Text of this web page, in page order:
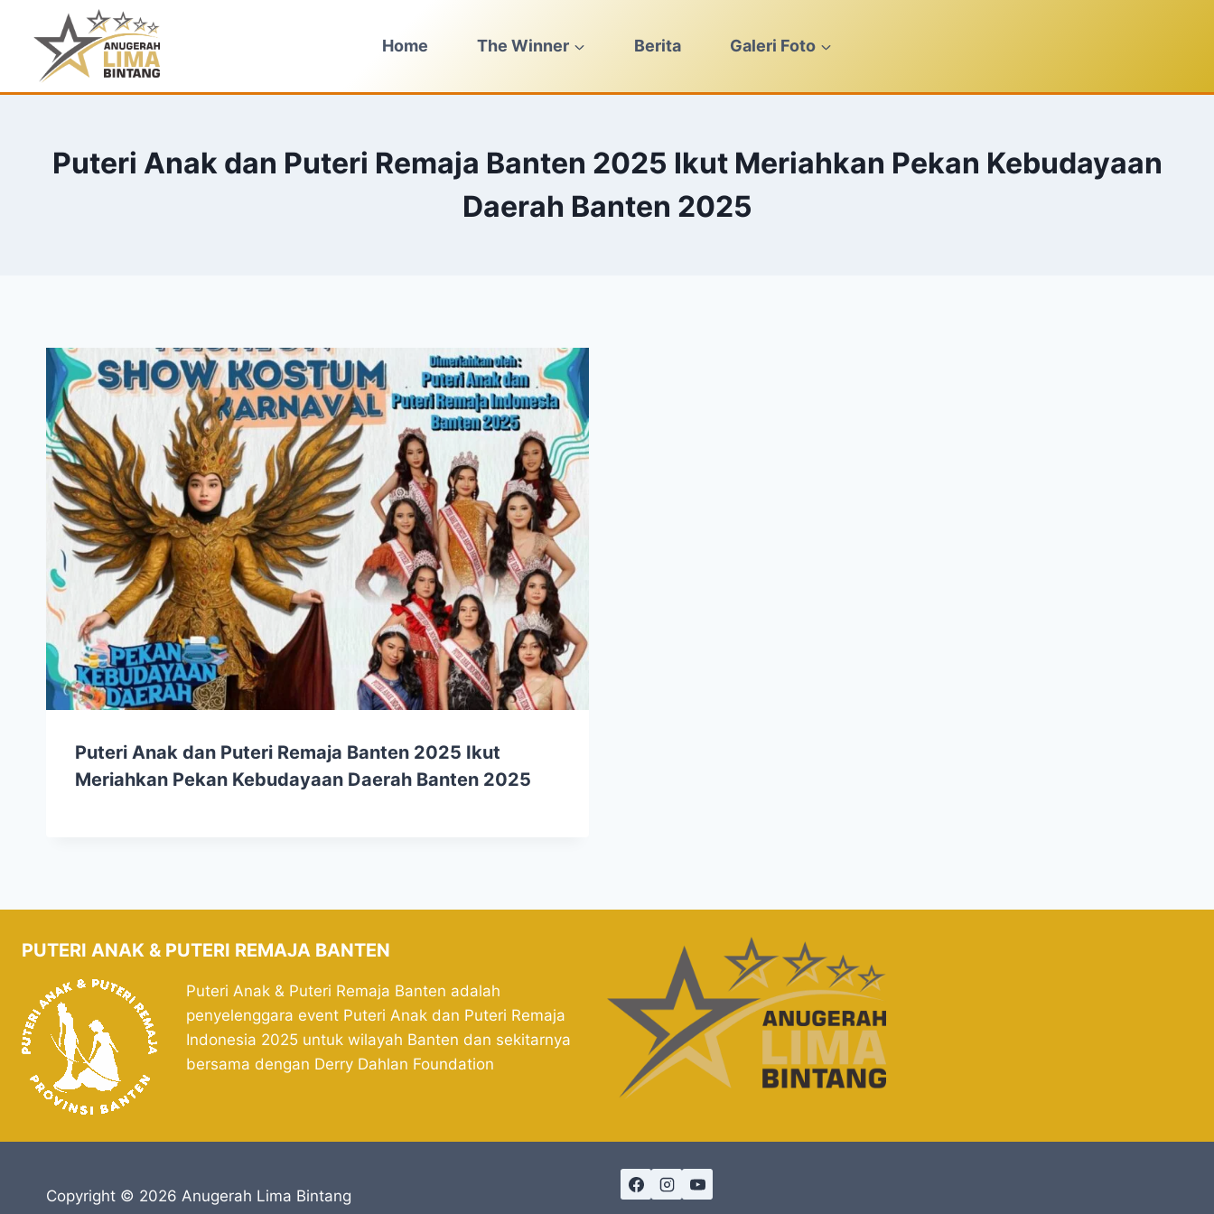
content
Home The Winner Berita Galeri Foto
Puteri Anak dan Puteri Remaja Banten 2025 Ikut Meriahkan Pekan Kebudayaan
Daerah Banten 2025
Puteri Anak dan Puteri Remaja Banten 2025 Ikut
Meriahkan Pekan Kebudayaan Daerah Banten 2025
PUTERI ANAK & PUTERI REMAJA BANTEN
Puteri Anak & Puteri Remaja Banten adalah
penyelenggara event Puteri Anak dan Puteri Remaja
Indonesia 2025 untuk wilayah Banten dan sekitarnya
bersama dengan Derry Dahlan Foundation
Copyright © 2026 Anugerah Lima Bintang